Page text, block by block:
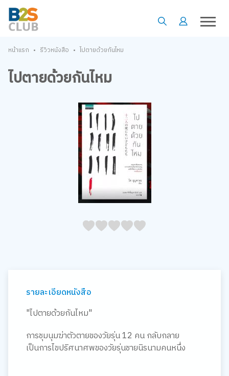
หน้าแรก • รีวิวหนังสือ • ไปตายด้วยกันไหม
ไปตายด้วยกันไหม
45
4
35
3
25
2
15
1
05
รายละเอียดหนังสือ
"ไปตายด้วยกันไหม"
การชุมนุมฆ่าตัวตายของวัยรุ่น 12 คน กลับกลาย
เป็นการไขปริศนาศพของวัยรุ่นชายนิรนามคนหนึ่ง